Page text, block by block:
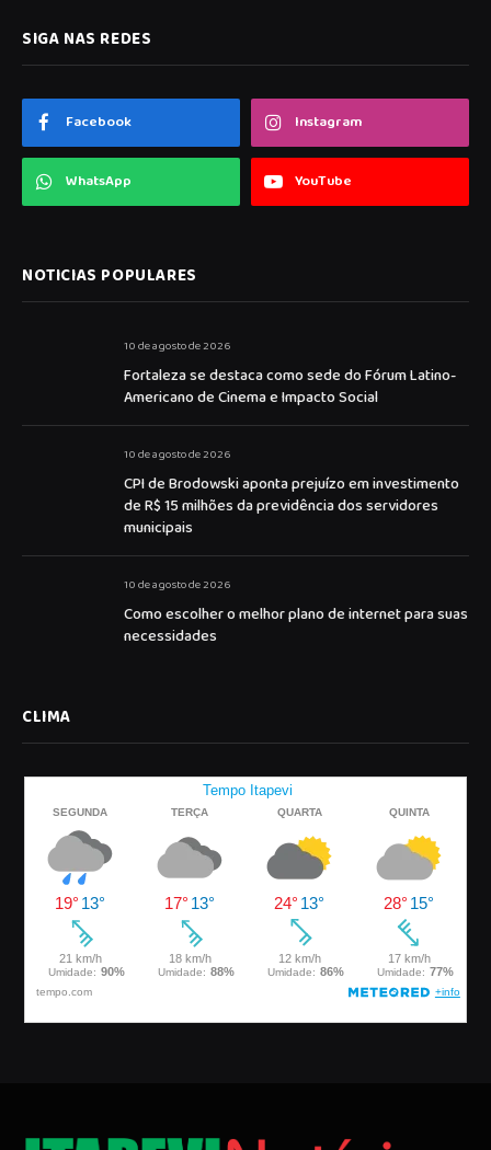
SIGA NAS REDES
Facebook Instagram
WhatsApp YouTube
NOTICIAS POPULARES
10 de agosto de 2026
Fortaleza se destaca como sede do Fórum Latino-
Americano de Cinema e Impacto Social
10 de agosto de 2026
CPI de Brodowski aponta prejuízo em investimento
de R$ 15 milhões da previdência dos servidores
municipais
10 de agosto de 2026
Como escolher o melhor plano de internet para suas
necessidades
CLIMA